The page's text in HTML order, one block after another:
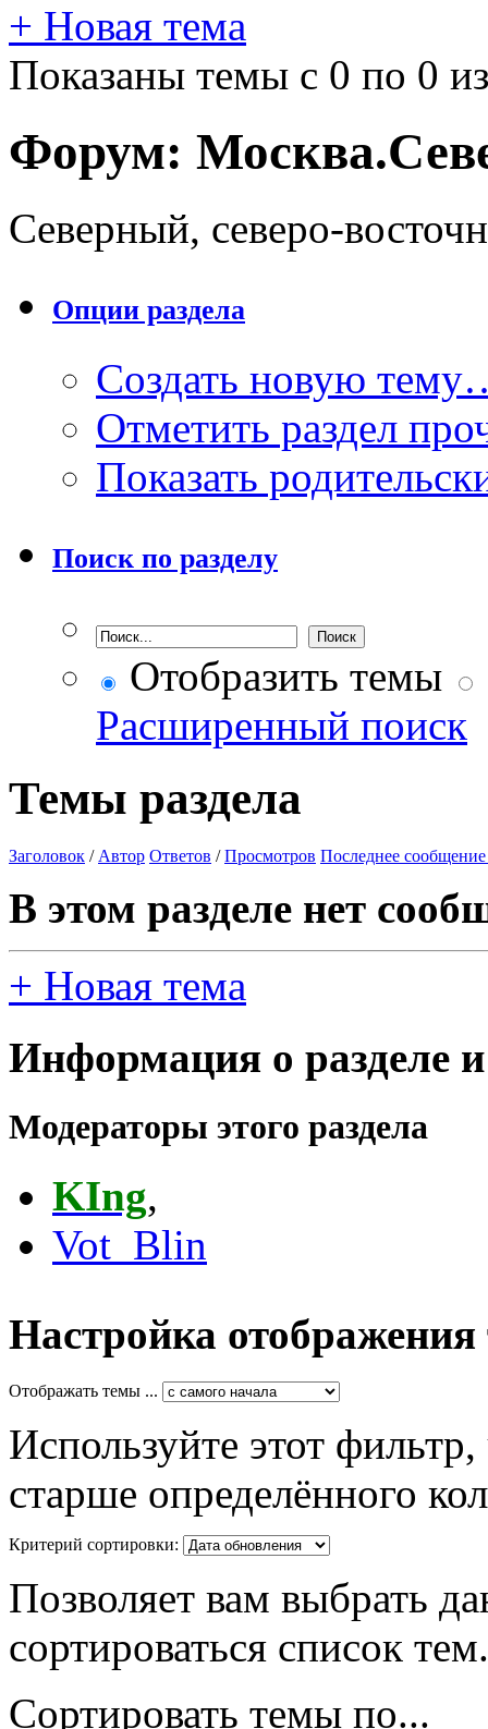
+ Новая тема
Показаны темы с 0 по 0
Форум:
Северный, северо-
Опции раздела
Создать новую
Отметить раздел
Показать
Поиск по разделу
Отобразить темы
Расширенный поиск
Темы раздела
Заголовок / Автор Ответов /Просмотров Последнее сообщение
В этом разделе нет
+ Новая тема
Информация о разделе
Модераторы этого раздела
KIng,
Vot_Blin
Настройка отображения
Отображать темы ...
Используйте этот
старше определённого
Критерий сортировки:
Позволяет вам выбрать
сортироваться список тем.
Сортировать темы по...